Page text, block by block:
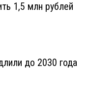
1,5 млн рублей
до 2030 года